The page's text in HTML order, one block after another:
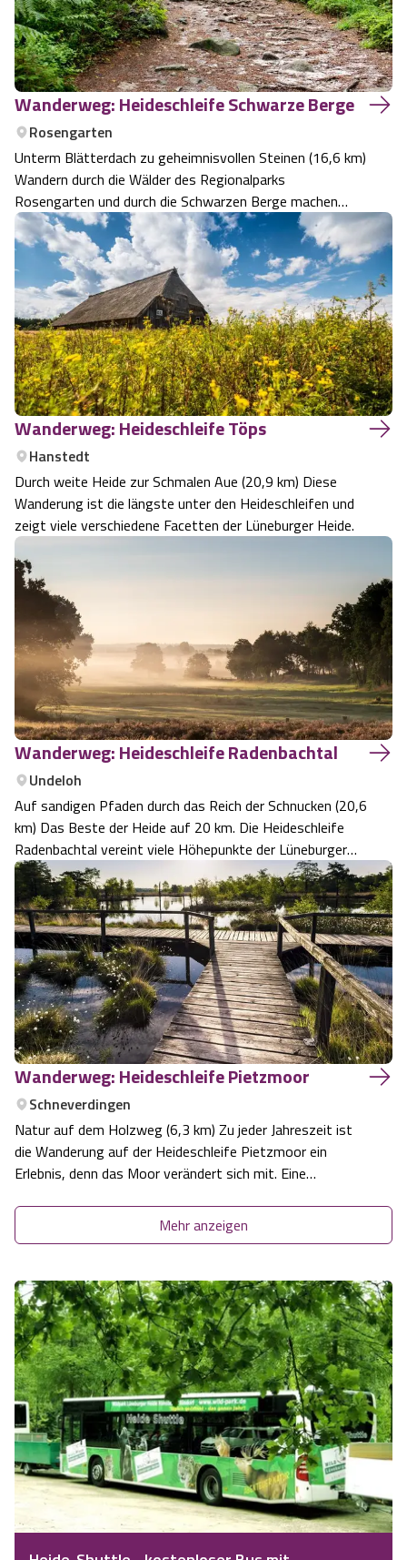
Wanderweg: Heideschleife Schwarze Berge
Rosengarten
Unterm Blätterdach zu geheimnisvollen Steinen (16,6 km)
Wandern durch die Wälder des Regionalparks
Rosengarten und durch die Schwarzen Berge machen
diese Wanderung zu einer anspruchsvollen aber sehr
schönen Tour.
Wanderweg: Heideschleife Töps
Hanstedt
Durch weite Heide zur Schmalen Aue (20,9 km) Diese
Wanderung ist die längste unter den Heideschleifen und
zeigt viele verschiedene Facetten der Lüneburger Heide.
Wanderweg: Heideschleife Radenbachtal
Undeloh
Auf sandigen Pfaden durch das Reich der Schnucken (20,6
km) Das Beste der Heide auf 20 km. Die Heideschleife
Radenbachtal vereint viele Höhepunkte der Lüneburger
Heide. Besser kann man kaum wandern.
Wanderweg: Heideschleife Pietzmoor
Schneverdingen
Natur auf dem Holzweg (6,3 km) Zu jeder Jahreszeit ist
die Wanderung auf der Heideschleife Pietzmoor ein
Erlebnis, denn das Moor verändert sich mit. Eine
Mehr anzeigen